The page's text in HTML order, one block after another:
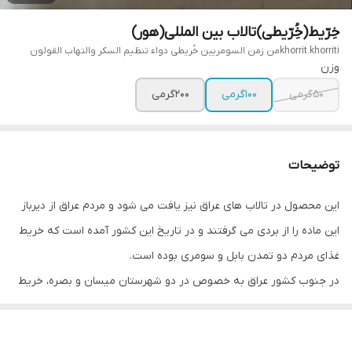
خِرّیط(خُِرّیطی)تالاب بین المللی(هور)
khorrit.khorritiمن زمن السومریین خُریطی دواء تنظیم السکر والتهاب القولون
وزن
۵۰گرمی
۱۰۰گرمی ۲۰۰گرمی
توضیحات
این محصول در تالاب های عراق نیز یافت می شود و مردم عراق از دیرباز
این ماده را از بردی می گرفتند و در تاریخ این کشور آمده است که خریط
غذای مردم دو تمدن بابل و سومری بوده است.
در جنوب کشور عراق به خصوص در دو شهرستان میسان و بصره، خریط